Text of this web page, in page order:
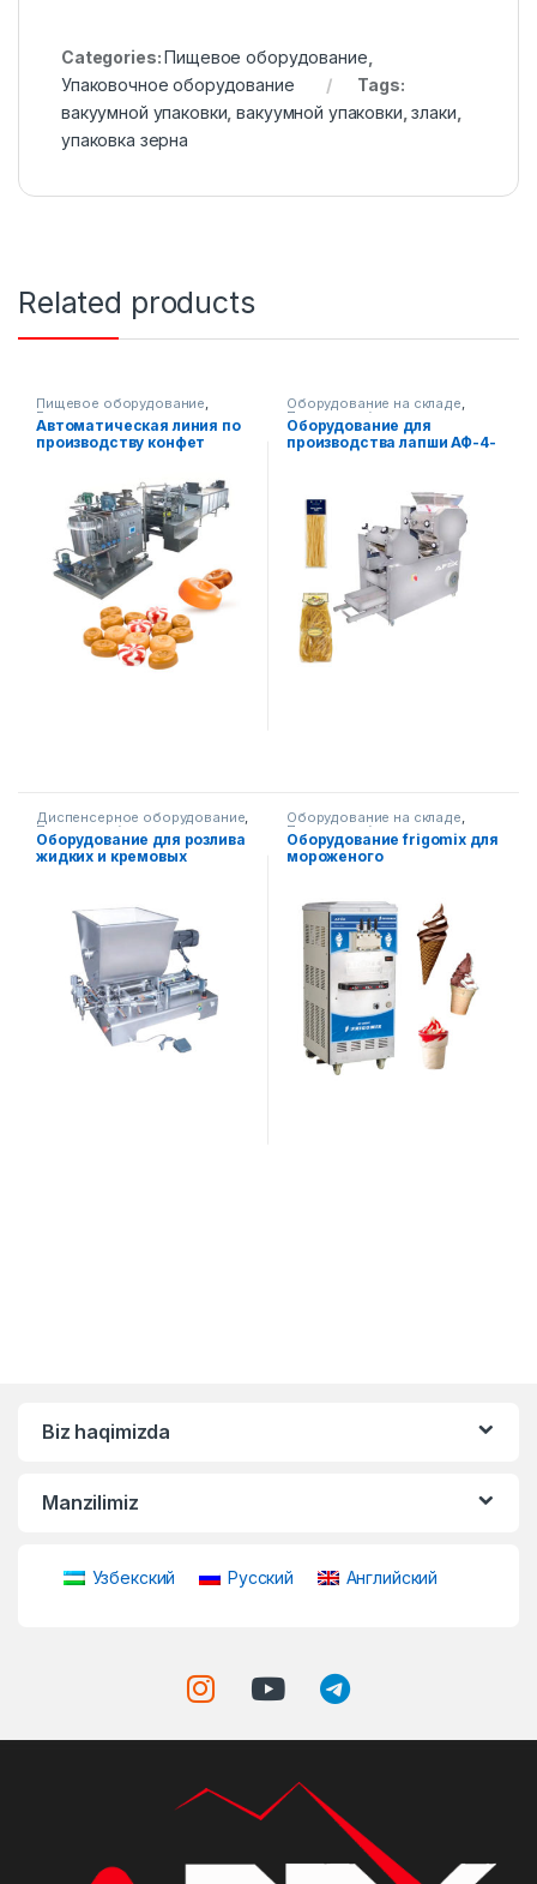
Categories:Пищевое оборудование
Упаковочное оборудование
Tags:
вакуумной упаковки ,вакуумной упаковки ,злаки
упаковка зерна
Related products
Пищевое оборудование,
Готовые производственные
линии
Автоматическая линия по
производству конфет
Оборудование на складе,
Пищевое оборудование
Оборудование для
производства лапши АФ-4-
Диспенсерное оборудование,
Пищевое оборудование
Упаковочное оборудование
Оборудование для розлива
жидких и кремовых
Оборудование на складе,
Пищевое оборудование
Оборудование frigomix для
мороженого
Biz haqimizda
Manzilimiz
Узбекский Русский Английский